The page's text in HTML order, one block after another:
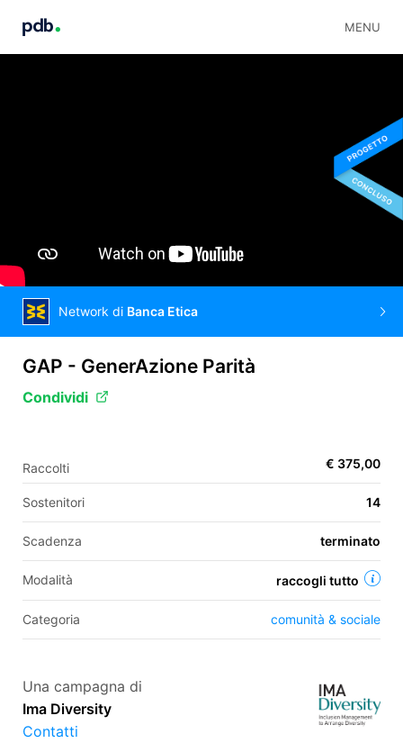
MENU
IT
EN
ES
Network di Banca Etica
GAP - GenerAzione Parità
Condividi
Raccolti € 375,00
Sostenitori 14
Scadenza terminato
Modalità raccogli tutto
Categoria comunità & sociale
Una campagna di
Ima Diversity
Contatti